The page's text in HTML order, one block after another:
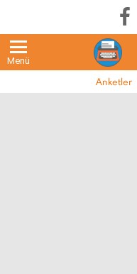
Menü
Anketler